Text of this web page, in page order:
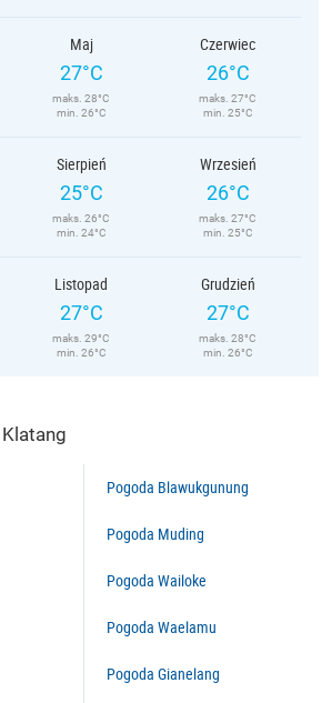
Maj
27°C
maks. 28°C
min. 26°C
Czerwiec
26°C
maks. 27°C
min. 25°C
Sierpień
25°C
maks. 26°C
min. 24°C
Wrzesień
26°C
maks. 27°C
min. 25°C
Listopad
27°C
maks. 29°C
min. 26°C
Grudzień
27°C
maks. 28°C
min. 26°C
Pogoda Blawukgunung
Pogoda Muding
Pogoda Wailoke
Pogoda Waelamu
Pogoda Gianelang